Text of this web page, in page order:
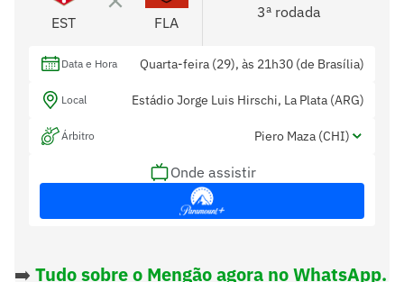
EST FLA
3ª rodada
Data e Hora Quarta-feira (29), às 21h30 (de Brasília)
Local Estádio Jorge Luis Hirschi, La Plata (ARG)
Árbitro Piero Maza (CHI)
Jose Retamal (CHI) e Miguel Rocha (CHI)
Onde assistir
➡️ Tudo sobre o Mengão agora no WhatsApp.